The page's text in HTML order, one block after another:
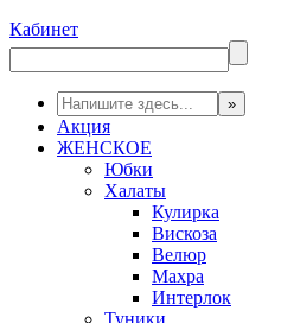
Кабинет
Акция
ЖЕНСКОЕ
Юбки
Халаты
Кулирка
Вискоза
Велюр
Махра
Интерлок
Туники